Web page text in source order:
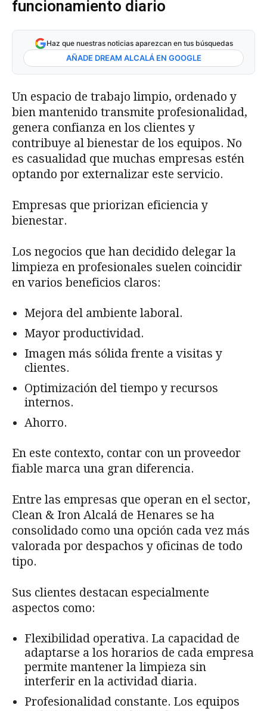
funcionamiento diario
Haz que nuestras noticias aparezcan en tus búsquedas
AÑADE DREAM ALCALÁ EN GOOGLE
Un espacio de trabajo limpio, ordenado y
bien mantenido transmite profesionalidad,
genera confianza en los clientes y
contribuye al bienestar de los equipos. No
es casualidad que muchas empresas estén
optando por externalizar este servicio.
Empresas que priorizan eficiencia y
bienestar.
Los negocios que han decidido delegar la
limpieza en profesionales suelen coincidir
en varios beneficios claros:
Mejora del ambiente laboral.
Mayor productividad.
Imagen más sólida frente a visitas y
clientes.
Optimización del tiempo y recursos
internos.
Ahorro.
En este contexto, contar con un proveedor
fiable marca una gran diferencia.
Entre las empresas que operan en el sector,
Clean & Iron Alcalá de Henares se ha
consolidado como una opción cada vez más
valorada por despachos y oficinas de todo
tipo.
Sus clientes destacan especialmente
aspectos como:
Flexibilidad operativa. La capacidad de
adaptarse a los horarios de cada empresa
permite mantener la limpieza sin
interferir en la actividad diaria.
Profesionalidad constante. Los equipos